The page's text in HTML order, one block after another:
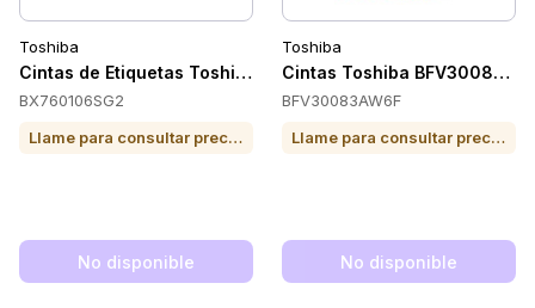
Toshiba
Cintas de Etiquetas Toshiba BX760106SG2
BX760106SG2
Llame para consultar precio o para comprar
No disponible
Toshiba
Cintas Toshiba
BFV30083AW6F
Llame para consultar precio o para comprar
No disponible